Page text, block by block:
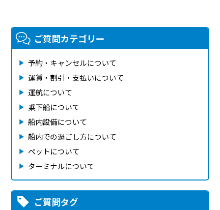
ご質問カテゴリー
予約・キャンセルについて
運賃・割引・支払いについて
運航について
乗下船について
船内設備について
船内での過ごし方について
ペットについて
ターミナルについて
ご質問タグ